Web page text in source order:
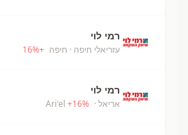
רמי לוי
עזריאלי חיפה · חיפה +
16%
רמי לוי
אריאל · Ari'el
+16%